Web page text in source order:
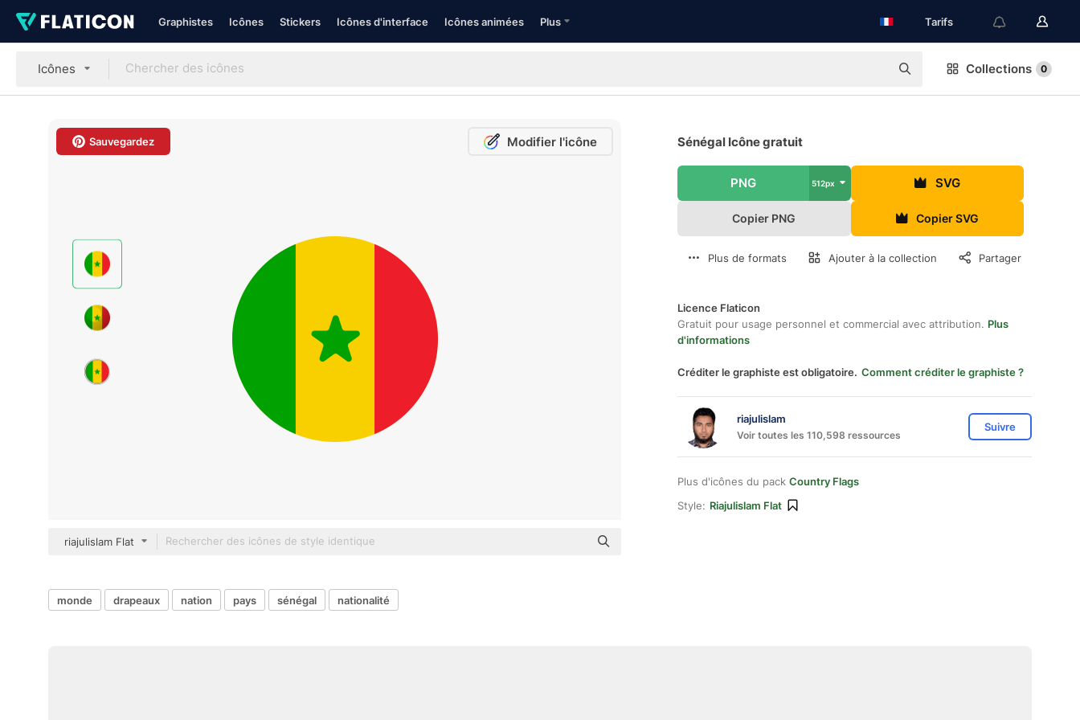
Graphistes Icônes Stickers Icônes d'interface Icônes animées Plus Tarifs
Icônes Collections 0
Sauvegardez Modifier l'icône
riajulislam Flat
Sénégal Icône gratuit
PNG 512px SVG
Copier PNG Copier SVG
Plus de formats Ajouter à la collection Partager
Licence Flaticon
Gratuit pour usage personnel et commercial avec attribution. Plus
d'informations
Créditer le graphiste est obligatoire. Comment créditer le graphiste ?
riajulislam
Voir toutes les 110,598 ressources
Suivre
Plus d'icônes du pack Country Flags
Style: Riajulislam Flat
monde drapeaux nation pays sénégal nationalité